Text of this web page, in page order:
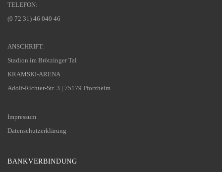
TELEFON:
(0 72 31) 46 040 46
ANSCHRIFT:
Stadion im Brötzinger Tal
KRAMSKI-ARENA
Adolf-Richter-Str. 3 | 75179 Pforzheim
Impressum
Datenschutzerklärung
BANKVERBINDUNG